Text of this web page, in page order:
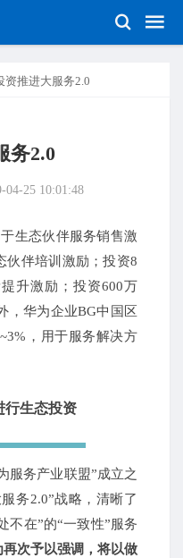
资推进大服务2.0
务2.0
04-25 10:01:48
生态伙伴服务销售激
伙伴培训激励；投资8
升激励；投资600万
，华为企业BG中国区
，用于服务解决方
行生态投资
服务产业联盟”成立之
务2.0”战略，清晰了
不在”的“一致性”服务
再次予以强调，将以做